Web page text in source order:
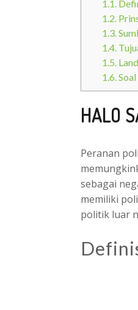
1.1.
1.2.
1.3.
1.4.
1.5.
1.6.
HALO
Peranan
sebagai
memiliki
politik luar